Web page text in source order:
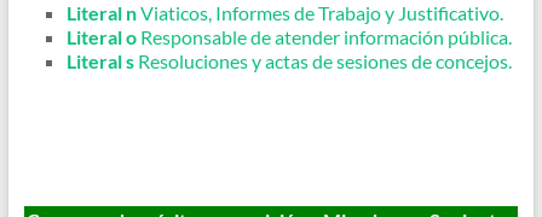
Literal nViaticos, Informes de Trabajo y Justificativo.
Literal o Responsable de atender información pública.
Literal s Resoluciones y actas de sesiones de concejos.